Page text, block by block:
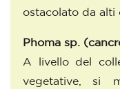
ostacolato da alti
Phoma sp.
A livello del
vegetative, si